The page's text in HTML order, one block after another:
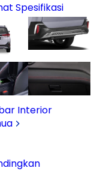
Spesifikasi
Interior